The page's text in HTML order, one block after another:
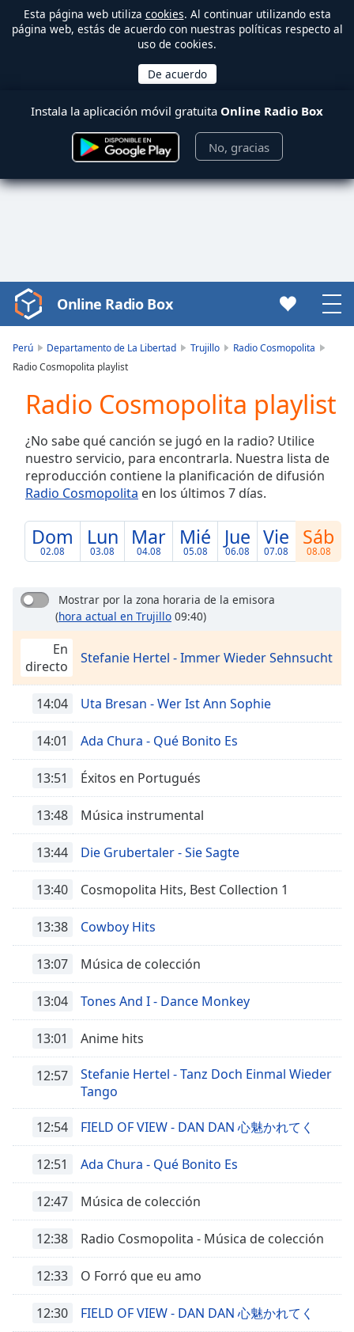
Esta página web utiliza cookies. Al continuar utilizando esta
página web, estás de acuerdo con nuestras políticas respecto al
uso de cookies.
Instala la aplicación móvil gratuita Online Radio Box
No, gracias
Video
Player
loading.
Video
Backward
Skip
Forward
Mute
Time0:00
Duration-:-
0.00%
Stream
live,
currently
behind
Remaining
Playback
Rate
Chapters
descriptions
off,
selected
Subtitles
settings ,
subtitles
subtitles
off,
selected
Picture-
in-
Fullscreen
Online Radio Box
Perú Departamento de La Libertad Trujillo
Radio Cosmopolita
Radio Cosmopolita playlist
Radio Cosmopolita playlist
¿No sabe qué canción se jugó en la radio? Utilice
nuestro servicio, para encontrarla. Nuestra lista de
reproducción contiene la planificación de difusión
Radio Cosmopolita en los últimos 7 días.
Dom
02.08
Lun
03.08
Mar
04.08
Mié
05.08
Jue
06.08
Vie
07.08
Sáb
08.08
Mostrar por la zona horaria de la emisora
(hora actual en Trujillo 09:40)
En
directo
Stefanie Hertel - Immer Wieder Sehnsucht
14:04 Uta Bresan - Wer Ist Ann Sophie
14:01 Ada Chura - Qué Bonito Es
13:51 Éxitos en Portugués
13:48 Música instrumental
13:44 Die Grubertaler - Sie Sagte
13:40 Cosmopolita Hits, Best Collection 1
13:38 Cowboy Hits
13:07 Música de colección
13:04 Tones And I - Dance Monkey
13:01 Anime hits
12:57
Stefanie Hertel - Tanz Doch Einmal Wieder
Tango
12:54 FIELD OF VIEW - DAN DAN 心魅かれてく
12:51 Ada Chura - Qué Bonito Es
12:47 Música de colección
12:38 Radio Cosmopolita - Música de colección
12:33 O Forró que eu amo
12:30 FIELD OF VIEW - DAN DAN 心魅かれてく